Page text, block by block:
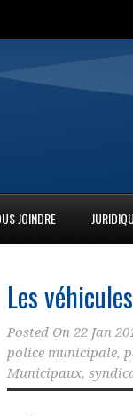
JOINDRE
Les
Posted On 22 Jan
police municipale,
Municipaux,